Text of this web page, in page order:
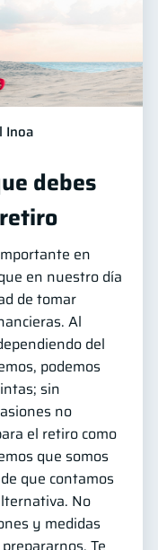
Inoa
debes
en
en nuestro día
de tomar
Al
del
podemos
sin
no
el retiro como
que somos
que contamos
No
y medidas